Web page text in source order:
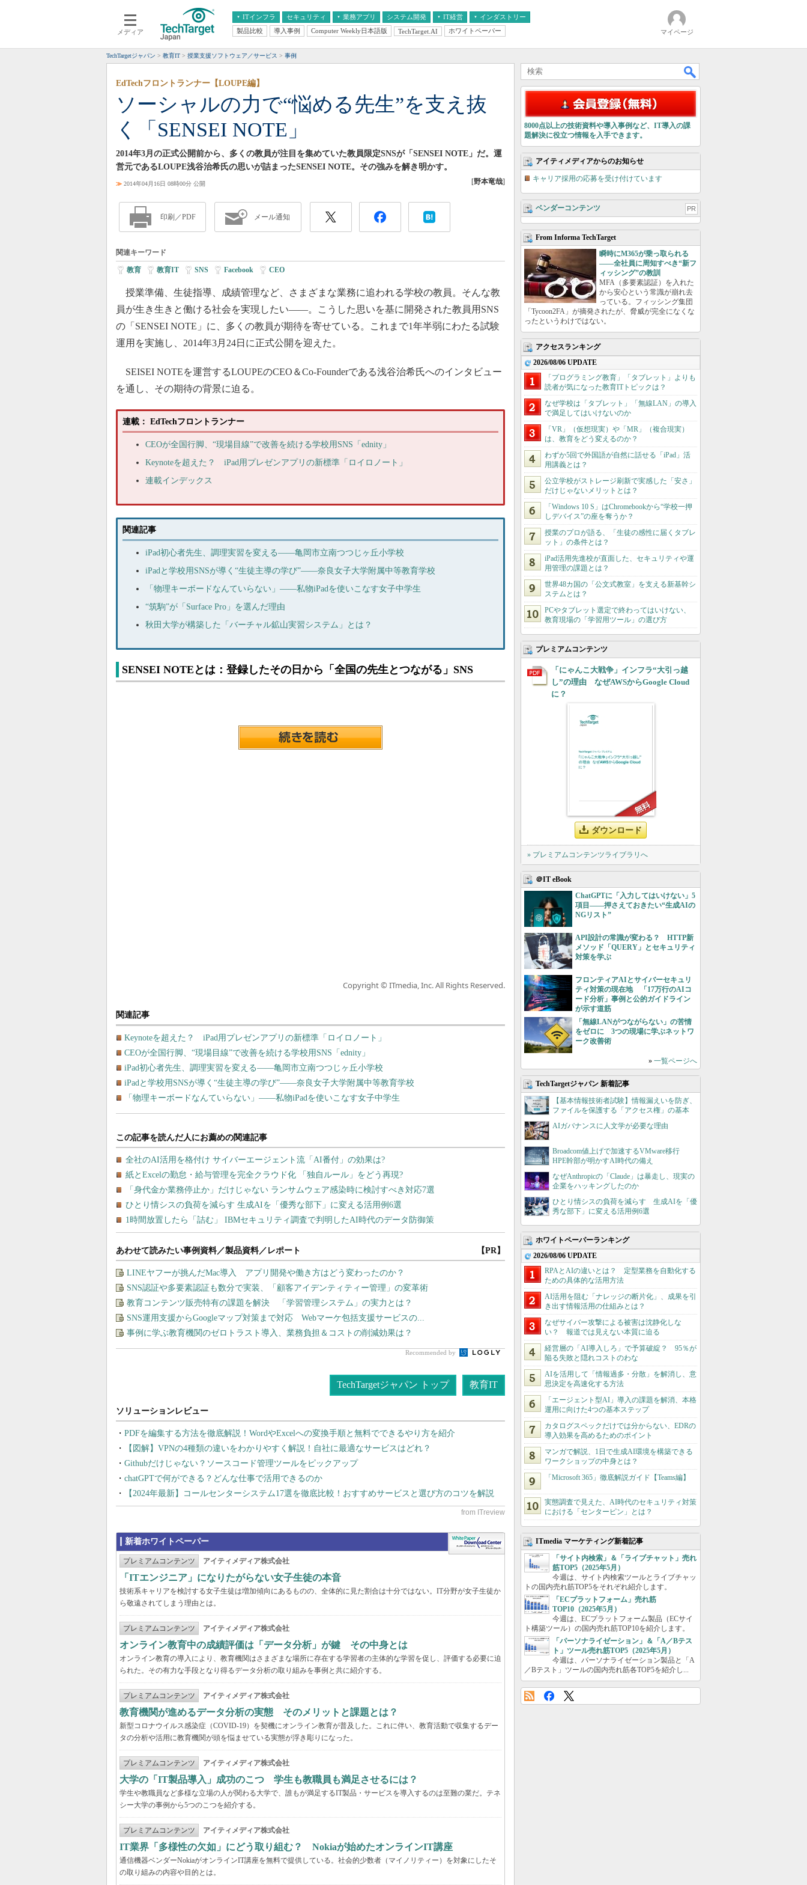
メディア
ITインフラ
クラウド
スマートモバイル
ネットワーク
システム運用管理
セキュリティ 業務アプリ
エンタープライズAI
ERP
CX
情報系システム
システム開発 IT経営
経営とIT
インダストリー
医療IT
製品比較 導入事例 Computer Weekly日本語版 TechTarget.AI ホワイトペーパー マイページ
TechTargetジャパン 教育IT 授業支援ソフトウェア／サービス 事例
ソーシャルの力で“悩める先生”を支え抜
く「SENSEI NOTE」
EdTechフロントランナー【LOUPE編】
2014年3月の正式公開前から、多くの教員が注目を集めていた教員限定SNSが「SENSEI NOTE」だ。運
営元であるLOUPE浅谷治希氏の思いが詰まったSENSEI NOTE。その強みを解き明かす。
≫ 2014年04月16日 08時00分 公開 [野本竜哉]
印刷／PDF メール通知
関連キーワード
教育 教育IT SNS Facebook CEO
授業準備、生徒指導、成績管理など、さまざまな業務に追われる学校の教員。そんな教
員が生き生きと働ける社会を実現したい――。こうした思いを基に開発された教員用SNS
の「SENSEI NOTE」に、多くの教員が期待を寄せている。これまで1年半弱にわたる試験
運用を実施し、2014年3月24日に正式公開を迎えた。
SEISEI NOTEを運営するLOUPEのCEO＆Co-Founderである浅谷治希氏へのインタビュー
を通し、その期待の背景に迫る。
連載： EdTechフロントランナー
CEOが全国行脚、“現場目線”で改善を続ける学校用SNS「ednity」
Keynoteを超えた？ iPad用プレゼンアプリの新標準「ロイロノート」
連載インデックス
関連記事
iPad初心者先生、調理実習を変える――亀岡市立南つつじヶ丘小学校
iPadと学校用SNSが導く“生徒主導の学び”――奈良女子大学附属中等教育学校
「物理キーボードなんていらない」――私物iPadを使いこなす女子中学生
“筑駒”が「Surface Pro」を選んだ理由
秋田大学が構築した「バーチャル鉱山実習システム」とは？
SENSEI NOTEとは：登録したその日から「全国の先生とつながる」SNS
Copyright © ITmedia, Inc. All Rights Reserved.
関連記事
Keynoteを超えた？ iPad用プレゼンアプリの新標準「ロイロノート」
CEOが全国行脚、“現場目線”で改善を続ける学校用SNS「ednity」
iPad初心者先生、調理実習を変える――亀岡市立南つつじヶ丘小学校
iPadと学校用SNSが導く“生徒主導の学び”――奈良女子大学附属中等教育学校
「物理キーボードなんていらない」――私物iPadを使いこなす女子中学生
あわせて読みたい事例資料／製品資料／レポート 【PR】
LINEヤフーが挑んだMac導入 アプリ開発や働き方はどう変わったのか？
SNS認証や多要素認証も数分で実装、「顧客アイデンティティー管理」の変革術
教育コンテンツ販売特有の課題を解決 「学習管理システム」の実力とは？
SNS運用支援からGoogleマップ対策まで対応 Webマーケ包括支援サービスの...
事例に学ぶ教育機関のゼロトラスト導入、業務負担＆コストの削減効果は？
Recommended by
TechTargetジャパン トップ 教育IT
PDFを編集する方法を徹底解説！WordやExcelへの変換手順と無料でできるやり方を紹介
【図解】VPNの4種類の違いをわかりやすく解説！自社に最適なサービスはどれ？
Githubだけじゃない？ソースコード管理ツールをピックアップ
chatGPTで何ができる？どんな仕事で活用できるのか
【2024年最新】コールセンターシステム17選を徹底比較！おすすめサービスと選び方のコツを解説
新着ホワイトペーパー
プレミアムコンテンツ アイティメディア株式会社
「ITエンジニア」になりたがらない女子生徒の本音
技術系キャリアを検討する女子生徒は増加傾向にあるものの、全体的に見た割合は十分ではない。IT分野が女子生徒か
ら敬遠されてしまう理由とは。
プレミアムコンテンツ アイティメディア株式会社
オンライン教育中の成績評価は「データ分析」が鍵 その中身とは
オンライン教育の導入により、教育機関はさまざまな場所に存在する学習者の主体的な学習を促し、評価する必要に迫
られた。その有力な手段となり得るデータ分析の取り組みを事例と共に紹介する。
プレミアムコンテンツ アイティメディア株式会社
教育機関が進めるデータ分析の実態 そのメリットと課題とは？
新型コロナウイルス感染症（COVID-19）を契機にオンライン教育が普及した。これに伴い、教育活動で収集するデー
タの分析や活用に教育機関が頭を悩ませている実態が浮き彫りになった。
プレミアムコンテンツ アイティメディア株式会社
大学の「IT製品導入」成功のこつ 学生も教職員も満足させるには？
学生や教職員など多様な立場の人が関わる大学で、誰もが満足するIT製品・サービスを導入するのは至難の業だ。テネ
シー大学の事例から5つのこつを紹介する。
プレミアムコンテンツ アイティメディア株式会社
IT業界「多様性の欠如」にどう取り組む？ Nokiaが始めたオンラインIT講座
通信機器ベンダーNokiaがオンラインIT講座を無料で提供している。社会的少数者（マイノリティー）を対象にしたそ
の取り組みの内容や目的とは。
8000点以上の技術資料や導入事例など、IT導入の課
題解決に役立つ情報を入手できます。
アイティメディアからのお知らせ
キャリア採用の応募を受け付けています
ベンダーコンテンツ PR
From Informa TechTarget
瞬時にM365が乗っ取られる
――全社員に周知すべき“新フ
ィッシング”の教訓
MFA（多要素認証）を入れた
から安心という常識が崩れ去
っている。フィッシング集団
「Tycoon2FA」が摘発されたが、脅威が完全になくな
ったというわけではない。
アクセスランキング
2026/08/06 UPDATE
「プログラミング教育」「タブレット」よりも
読者が気になった教育ITトピックは？
なぜ学校は「タブレット」「無線LAN」の導入
で満足してはいけないのか
「VR」（仮想現実）や「MR」（複合現実）
は、教育をどう変えるのか？
わずか5回で外国語が自然に話せる「iPad」活
用講義とは？
公立学校がストレージ刷新で実感した「安さ」
だけじゃないメリットとは？
「Windows 10 S」はChromebookから“学校一押
しデバイス”の座を奪うか？
授業のプロが語る、「生徒の感性に届くタブレ
ット」の条件とは？
iPad活用先進校が直面した、セキュリティや運
用管理の課題とは？
世界48カ国の「公文式教室」を支える新基幹シ
ステムとは？
PCやタブレット選定で終わってはいけない、
教育現場の「学習用ツール」の選び方
プレミアムコンテンツ
「にゃんこ大戦争」インフラ“大引っ越
し”の理由 なぜAWSからGoogle Cloud
に？
ダウンロード
» プレミアムコンテンツライブラリへ
＠IT eBook
ChatGPTに「入力してはいけない」5
項目――押さえておきたい“生成AIの
NGリスト”
API設計の常識が変わる？ HTTP新
メソッド「QUERY」とセキュリティ
対策を学ぶ
フロンティアAIとサイバーセキュリ
ティ対策の現在地 「17万行のAIコ
ード分析」事例と公的ガイドライン
が示す道筋
「無線LANがつながらない」の苦情
をゼロに 3つの現場に学ぶネットワ
ーク改善術
» 一覧ページへ
TechTargetジャパン 新着記事
【基本情報技術者試験】情報漏えいを防ぎ、
ファイルを保護する「アクセス権」の基本
AIガバナンスに人文学が必要な理由
Broadcom値上げで加速するVMware移行
HPE幹部が明かすAI時代の備え
なぜAnthropicの「Claude」は暴走し、現実の
企業をハッキングしたのか
ひとり情シスの負荷を減らす 生成AIを「優
秀な部下」に変える活用例6選
ホワイトペーパーランキング
2026/08/06 UPDATE
RPAとAIの違いとは？ 定型業務を自動化する
ための具体的な活用方法
AI活用を阻む「ナレッジの断片化」、成果を引
き出す情報活用の仕組みとは？
なぜサイバー攻撃による被害は沈静化しな
い？ 報道では見えない本質に迫る
経営層の「AI導入しろ」で予算破綻？ 95％が
陥る失敗と隠れコストのわな
AIを活用して「情報過多・分散」を解消し、意
思決定を高速化する方法
「エージェント型AI」導入の課題を解消、本格
運用に向けた4つの基本ステップ
カタログスペックだけでは分からない、EDRの
導入効果を高めるためのポイント
マンガで解説、1日で生成AI環境を構築できる
ワークショップの中身とは？
「Microsoft 365」徹底解説ガイド【Teams編】
実態調査で見えた、AI時代のセキュリティ対策
における「センターピン」とは？
ITmedia マーケティング新着記事
「サイト内検索」＆「ライブチャット」売れ
筋TOP5（2025年5月）
今週は、サイト内検索ツールとライブチャッ
トの国内売れ筋TOP5をそれぞれ紹介します。
「ECプラットフォーム」売れ筋
TOP10（2025年5月）
今週は、ECプラットフォーム製品（ECサイ
ト構築ツール）の国内売れ筋TOP10を紹介します。
「パーソナライゼーション」＆「A／Bテス
ト」ツール売れ筋TOP5（2025年5月）
今週は、パーソナライゼーション製品と「A
／Bテスト」ツールの国内売れ筋各TOP5を紹介し...